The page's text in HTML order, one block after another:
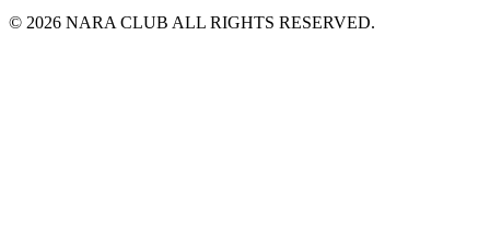
© 2026 NARA CLUB ALL RIGHTS RESERVED.